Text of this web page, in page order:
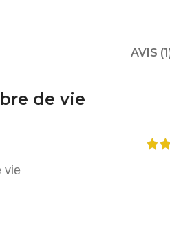
AVIS
de vie
vie